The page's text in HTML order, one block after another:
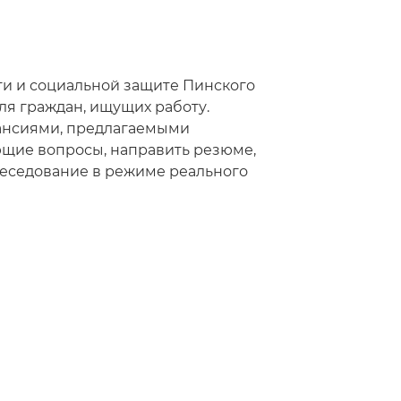
и социальной защите Пинского
граждан, ищущих работу.
предлагаемыми
вопросы, направить резюме,
в режиме реального